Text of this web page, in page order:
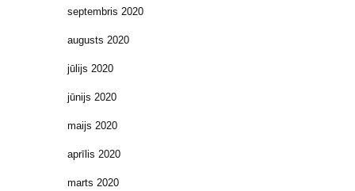
septembris 2020
augusts 2020
jūlijs 2020
jūnijs 2020
maijs 2020
aprīlis 2020
marts 2020